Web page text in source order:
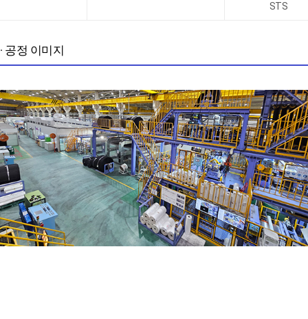
STS
· 공정 이미지
다음